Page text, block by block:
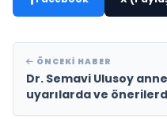
ÖNCEKI HABER
Dr. Semavi Ulusoy
uyarılarda ve